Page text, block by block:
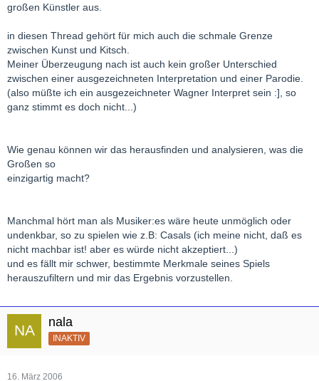
großen Künstler aus.
in diesen Thread gehört für mich auch die schmale Grenze
zwischen Kunst und Kitsch.
Meiner Überzeugung nach ist auch kein großer Unterschied
zwischen einer ausgezeichneten Interpretation und einer Parodie.
(also müßte ich ein ausgezeichneter Wagner Interpret sein :], so
ganz stimmt es doch nicht...)
Wie genau können wir das herausfinden und analysieren, was die
Großen so
einzigartig macht?
Manchmal hört man als Musiker:es wäre heute unmöglich oder
undenkbar, so zu spielen wie z.B: Casals (ich meine nicht, daß es
nicht machbar ist! aber es würde nicht akzeptiert...)
und es fällt mir schwer, bestimmte Merkmale seines Spiels
herauszufiltern und mir das Ergebnis vorzustellen.
nala
INAKTIV
16. März 2006